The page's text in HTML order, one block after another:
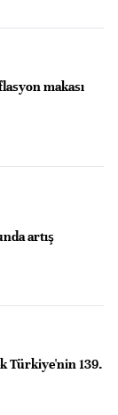
makası
artış
Türkiye'nin 139.